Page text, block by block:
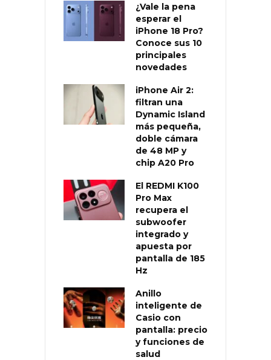
¿Vale la pena
esperar el
iPhone 18 Pro?
Conoce sus 10
principales
novedades
iPhone Air 2:
filtran una
Dynamic Island
más pequeña,
doble cámara
de 48 MP y
chip A20 Pro
El REDMI K100
Pro Max
recupera el
subwoofer
integrado y
apuesta por
pantalla de 185
Hz
Anillo
inteligente de
Casio con
pantalla: precio
y funciones de
salud